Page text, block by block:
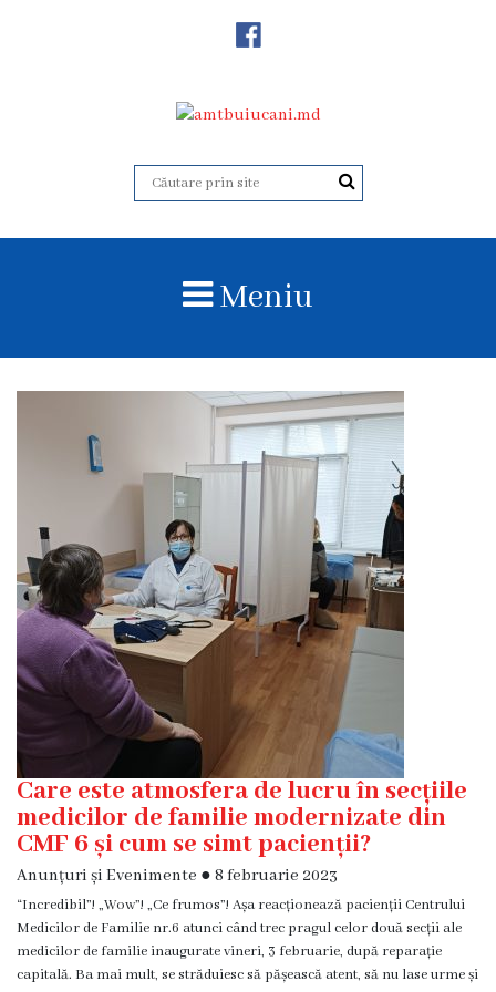
Acreditare
administrativă
Centrul
Consultativ
Secția
Medicină
de
Familie
1
Secția
Medicină
Familie
2
Centrul
Sănătății
Femeii
AMT
Buiucani
Meniu
Care este atmosfera de lucru în secțiile
medicilor de familie modernizate din
CMF 6 și cum se simt pacienții?
Anunțuri și Evenimente ● 8 februarie 2023
“Incredibil”! „Wow”! „Ce frumos”! Așa reacționează pacienții Centrului
Medicilor de Familie nr.6 atunci când trec pragul celor două secții ale
medicilor de familie inaugurate vineri, 3 februarie, după reparație
capitală. Ba mai mult, se străduiesc să pășească atent, să nu lase urme și